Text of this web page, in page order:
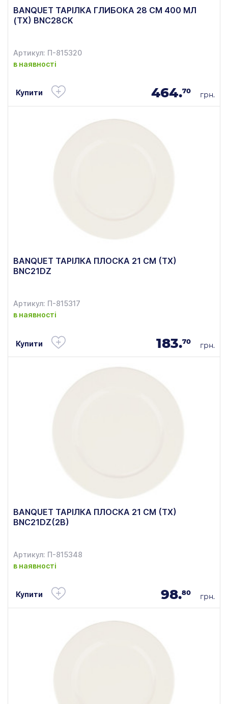
BANQUET ТАРІЛКА ГЛИБОКА 28 СМ 400 МЛ
(ТХ) BNC28CK
Артикул: П-815320
в наявності
Купити 464.70 грн.
BANQUET ТАРІЛКА ПЛОСКА 21 СМ (ТХ)
BNC21DZ
Артикул: П-815317
в наявності
Купити 183.70 грн.
BANQUET ТАРІЛКА ПЛОСКА 21 СМ (ТХ)
BNC21DZ(2B)
Артикул: П-815348
в наявності
Купити 98.80 грн.